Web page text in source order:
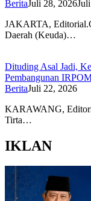
BeritaJuli 28, 2026
JAKARTA,
Daerah (Keuda)…
Dituding Asal Jadi,
Pembangunan
BeritaJuli 22, 2026
KARAWANG,
Tirta…
IKLAN